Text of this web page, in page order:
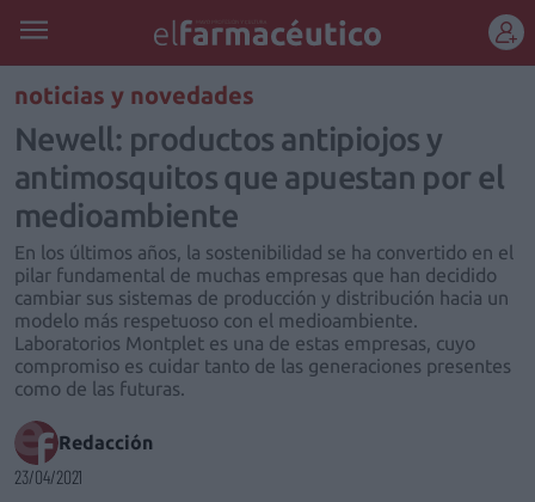
REGÍSTRATE
noticias y novedades
Newell: productos antipiojos y
antimosquitos que apuestan por el
medioambiente
En los últimos años, la sostenibilidad se ha convertido en el
pilar fundamental de muchas empresas que han decidido
cambiar sus sistemas de producción y distribución hacia un
modelo más respetuoso con el medioambiente.
Laboratorios Montplet es una de estas empresas, cuyo
compromiso es cuidar tanto de las generaciones presentes
como de las futuras.
Redacción
23/04/2021